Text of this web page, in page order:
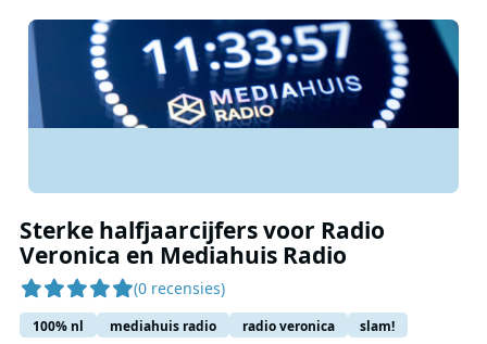
Sterke halfjaarcijfers voor Radio
Veronica en Mediahuis Radio
(0 recensies)
100% nl mediahuis radio radio veronica slam!